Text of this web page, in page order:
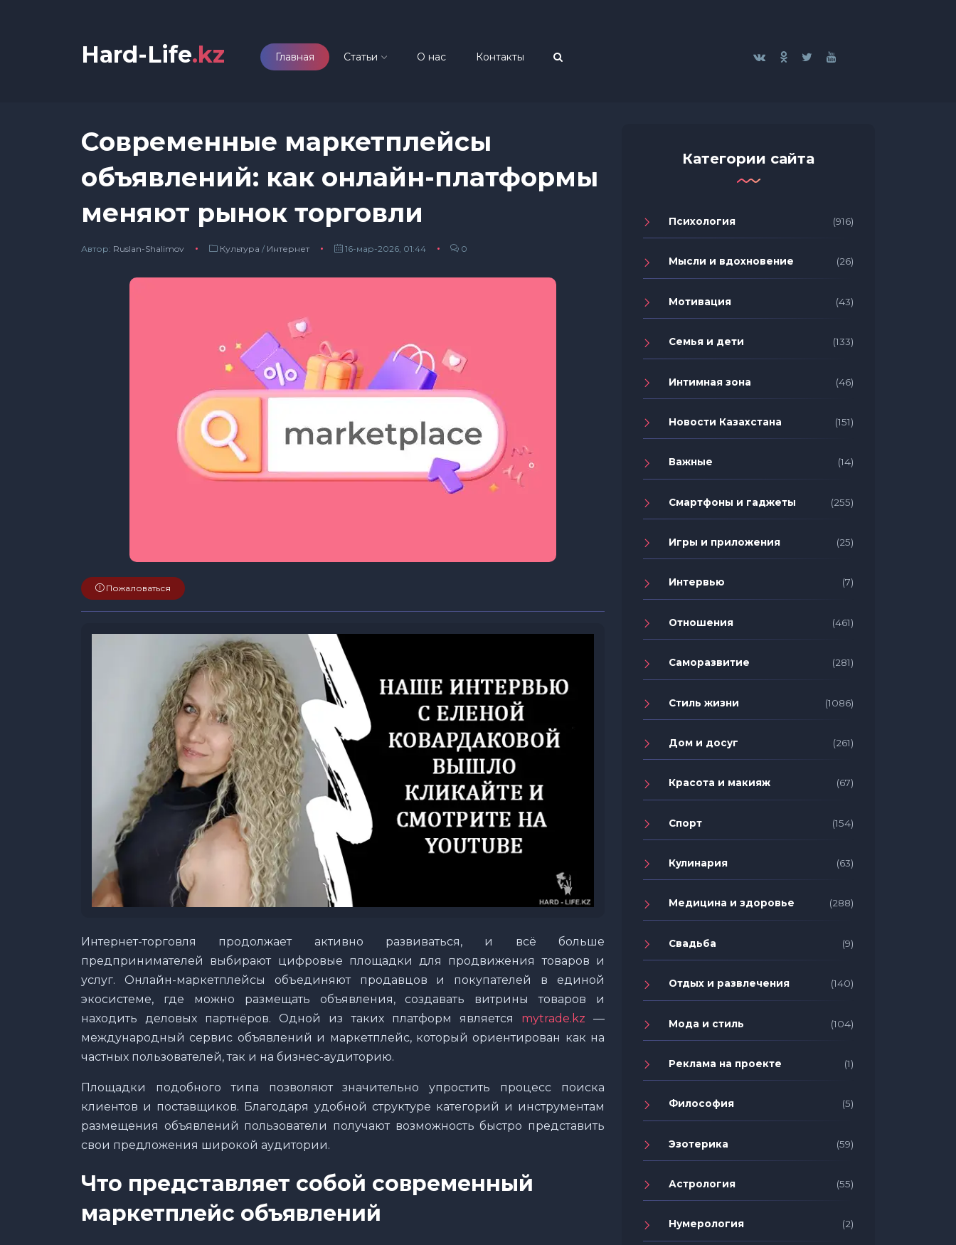
Hard-Life.kz Главная Статьи О нас Контакты
Современные маркетплейсы
объявлений: как онлайн-платформы
меняют рынок торговли
Автор: Ruslan-Shalimov Культура / Интернет 16-мар-2026, 01:44 0
Пожаловаться
Интернет-торговля продолжает активно развиваться, и всё больше
предпринимателей выбирают цифровые площадки для продвижения товаров и
услуг. Онлайн-маркетплейсы объединяют продавцов и покупателей в единой
экосистеме, где можно размещать объявления, создавать витрины товаров и
находить деловых партнёров. Одной из таких платформ является mytrade.kz —
международный сервис объявлений и маркетплейс, который ориентирован как на
частных пользователей, так и на бизнес-аудиторию.
Площадки подобного типа позволяют значительно упростить процесс поиска
клиентов и поставщиков. Благодаря удобной структуре категорий и инструментам
размещения объявлений пользователи получают возможность быстро представить
свои предложения широкой аудитории.
Что представляет собой современный
маркетплейс объявлений
Категории сайта
Психология (916)
Мысли и вдохновение (26)
Мотивация (43)
Семья и дети (133)
Интимная зона (46)
Новости Казахстана (151)
Важные (14)
Смартфоны и гаджеты (255)
Игры и приложения (25)
Интервью (7)
Отношения (461)
Саморазвитие (281)
Стиль жизни (1086)
Дом и досуг (261)
Красота и макияж (67)
Спорт (154)
Кулинария (63)
Медицина и здоровье (288)
Свадьба (9)
Отдых и развлечения (140)
Мода и стиль (104)
Реклама на проекте (1)
Философия (5)
Эзотерика (59)
Астрология (55)
Нумерология (2)